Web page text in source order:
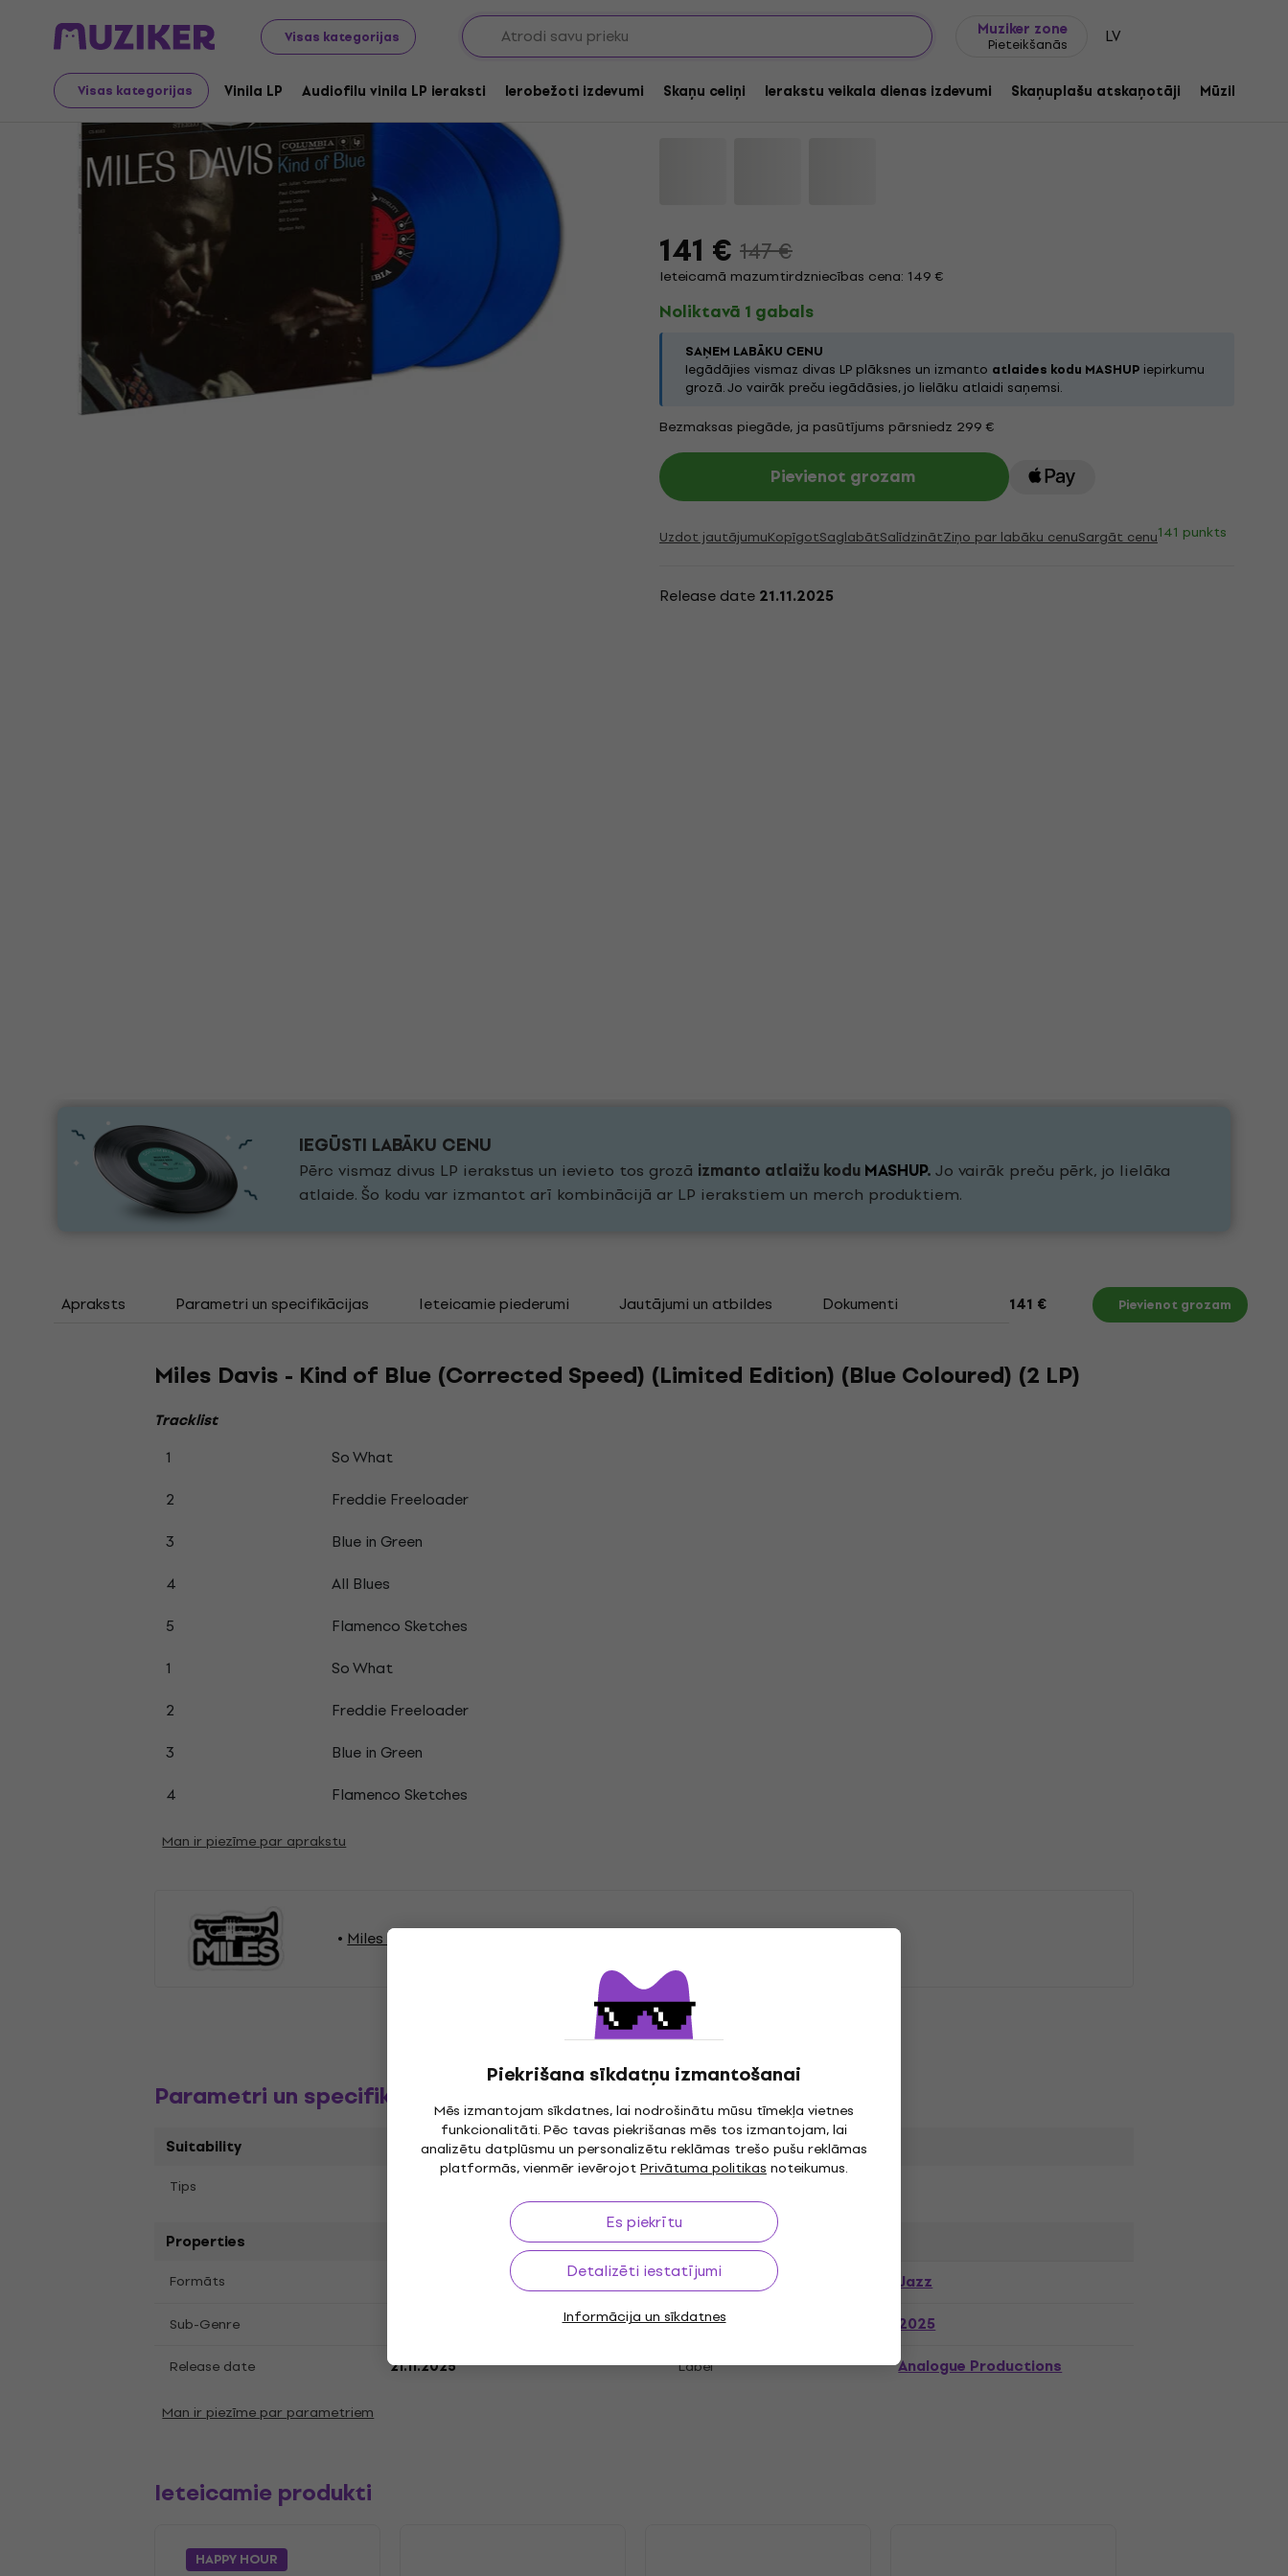
Visas kategorijas
Muziker zone
Pieteikšanās LV
Visas kategorijas Vinila LP Audiofilu vinila LP ieraksti Ierobežoti izdevumi Skaņu celiņi Ierakstu veikala dienas izdevumi Skaņuplašu atskaņotāji Mūzikas
Piekrišana sīkdatņu izmantošanai
Mēs izmantojam sīkdatnes, lai nodrošinātu mūsu tīmekļa vietnes
funkcionalitāti. Pēc tavas piekrišanas mēs tos izmantojam, lai
analizētu datplūsmu un personalizētu reklāmas trešo pušu reklāmas
platformās, vienmēr ievērojotPrivātuma politikasnoteikumus.
Es piekrītu
Detalizēti iestatījumi
Informācija un sīkdatnes
LP ieraksti un kompaktdiski Vinila LP
Miles Davis - Kind of Blue (Corrected Speed) (Limited
Edition) (Blue Coloured) (2 LP)
141 € 147 €
Ieteicamā mazumtirdzniecības cena: 149 €
Noliktavā 1 gabals
SAŅEM LABĀKU CENU
Iegādājies vismaz divas LP plāksnes un izmanto atlaides kodu MASHUP iepirkumu
grozā. Jo vairāk preču iegādāsies, jo lielāku atlaidi saņemsi.
Bezmaksas piegāde, ja pasūtījums pārsniedz 299 €
Pievienot grozam
Uzdot jautājumuKopīgotSaglabātSalīdzinātZiņo par labāku cenuSargāt cenu141 punkts
Release date 21.11.2025
IEGŪSTI LABĀKU CENU
Pērc vismaz divus LP ierakstus un ievieto tos grozā izmanto atlaižu koduMASHUP.Jo vairāk preču pērk, jo lielāka
atlaide. Šo kodu var izmantot arī kombinācijā ar LP ierakstiem un merch produktiem.
Apraksts Parametri un specifikācijas Ieteicamie piederumi Jautājumi un atbildes Dokumenti 141 € Pievienot grozam
Miles Davis - Kind of Blue (Corrected Speed) (Limited Edition) (Blue Coloured) (2 LP)
Tracklist
1
So What
2
Freddie Freeloader
3
Blue in Green
4
All Blues
5
Flamenco Sketches
1
So What
2
Freddie Freeloader
3
Blue in Green
4
Flamenco Sketches
Man ir piezīme par aprakstu
Miles Davis Vinila LP ieraksti
Parametri un specifikācijas
Suitability
Tips
Properties
Formāts Genre Jazz
Sub-Genre Release year 2025
Release date 21.11.2025 Label Analogue Productions
Man ir piezīme par parametriem
Ieteicamie produkti
HAPPY HOUR